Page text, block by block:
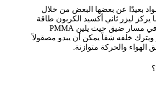
بعيدًا عن بعضها البعض من خلال
يركز ليزر ثاني أكسيد الكربون طاقة
الأشعة تحت الحمراء في مسار ضيق حيث يلين PMMA
ويترك خلفه شقاً يمكن أن يبدو مصقولاً
الهواء والحركة متوازنة.